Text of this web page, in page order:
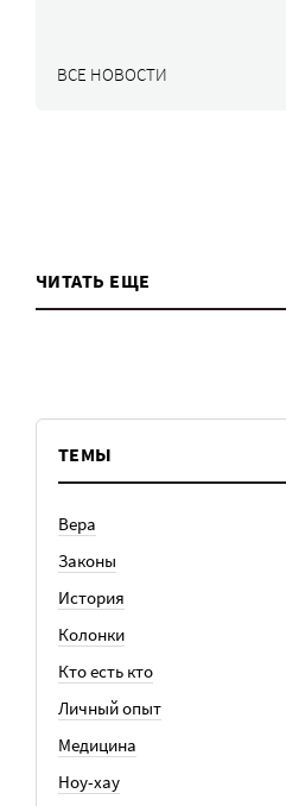
ВСЕ НОВОСТИ
ЧИТАТЬ ЕЩЕ
ТЕМЫ
Вера
Законы
История
Колонки
Кто есть кто
Личный опыт
Медицина
Ноу-хау